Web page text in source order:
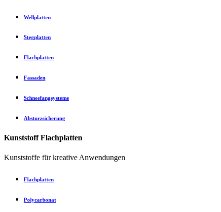
Wellplatten
Stegplatten
Flachplatten
Fassaden
Schneefangsysteme
Absturzsicherung
Kunststoff Flachplatten
Kunststoffe für kreative Anwendungen
Flachplatten
Polycarbonat